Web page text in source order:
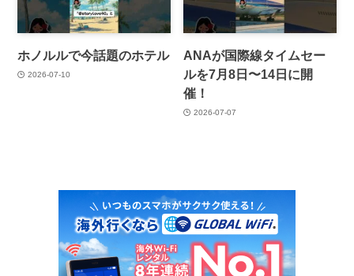
ホノルルで今話題のホテル
2026-07-10
ANAが国際線タイムセー
ルを7月8日〜14日に開
催！
2026-07-07